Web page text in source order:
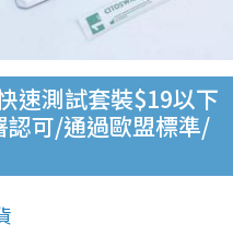
速測試套裝$19以下
認可/通過歐盟標準/